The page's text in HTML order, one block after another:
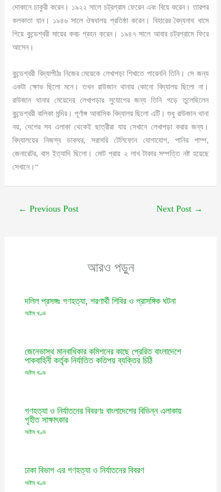
দোকানে চাকুরী করেন। ১৯২২ সালে চট্রগ্রাম ফেরেন এবং বিয়ে করেন। তারপর
কলকাতা যান। ১৯৪৬ সালে ঔষধালয় প্রতিষ্ঠা করেন। বিহারের বৈদ্যনাথ ধামে
গিয়ে কুন্ডেশ্বরী মায়ের কবচ গ্রহন করেন। ১৯৪৭ সালে আবার চট্রগ্রামে ফিরে
আসেন।
কুন্ডেশ্বরী বিদ্যাপীঠঃ নিজের মেয়েকে লেখাপড়া শিখাতে পারেননি তিনি। সে জন্য
একটা ক্ষোভ ছিলো মনে। তখন রাউজান থানায় কোনো বিদ্যালয় ছিলো না।
রাউজান থানার মেয়েদের লেখাপড়ার সুযোগের জন্য তিনি গড়ে তুলেছিলেন
কুন্ডেশ্বরী বালিকা মন্দির। পূর্ণাঙ্গ আবাসিক বিদ্যালয় ছিলো এটি। শুধু রাউজান থানা
নয়, দেশের সব এলাকা থেকেই ছাত্রীরা যায় সেখানে লেখাপড়া করার জন্য।
বিদ্যালয়ের নিজস্ব ডাকঘর, সরাসরি টেলিফোন যোগাযোগ, পানির পাম্প,
জেনারেটর, বাস ইত্যাদি ছিলো। মোট প্রায় ২ লাখ টাকার সম্পত্তি নষ্ট হয়েছে
সেখানে।“
← Previous Post Next Post →
আরও পড়ুন
দলিল প্রসঙ্গঃ গণহত্যা, শরণার্থী শিবির ও প্রাসঙ্গিক ঘটনা
অষ্টম খণ্ড
জেনেভাস্থ মানবাধিকার কমিশনের কাছে প্রেরিত বাংলাদেশে
পাকবাহিনী কর্তৃক নির্যাতিত কতিপয় ব্যক্তির চিঠি
অষ্টম খণ্ড
গণহত্যা ও নির্যাতনের বিবরণঃ বাংলাদেশের বিভিন্ন এলাকায়
গৃহীত সাক্ষাৎকার
অষ্টম খণ্ড
ঢাকা বিভাগ এর গণহত্যা ও নির্যাতনের বিবরণ
অষ্টম খণ্ড